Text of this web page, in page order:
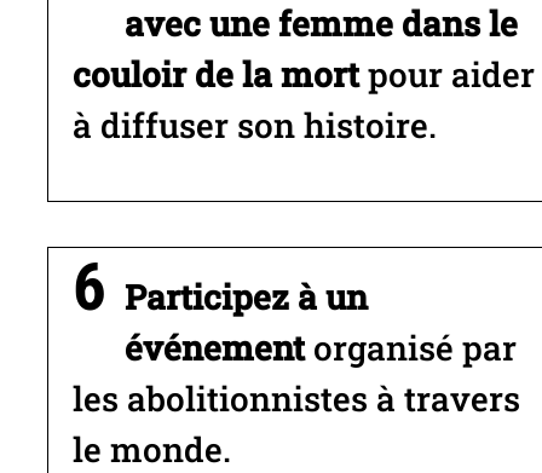
avec une femme dans le
couloir de la mortpour aider
à diffuser son histoire.
Participez à un
événementorganisé par
les abolitionnistes à travers
le monde.